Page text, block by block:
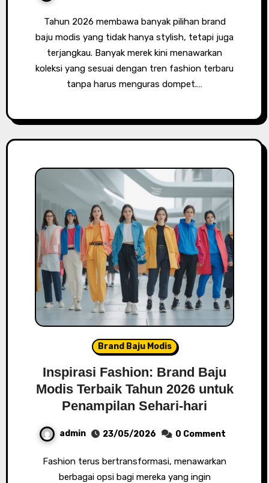
Tahun 2026 membawa banyak pilihan brand
baju modis yang tidak hanya stylish, tetapi juga
terjangkau. Banyak merek kini menawarkan
koleksi yang sesuai dengan tren fashion terbaru
tanpa harus menguras dompet.…
Brand Baju Modis
Inspirasi Fashion: Brand Baju
Modis Terbaik Tahun 2026 untuk
Penampilan Sehari-hari
admin 23/05/2026 0 Comment
Fashion terus bertransformasi, menawarkan
berbagai opsi bagi mereka yang ingin